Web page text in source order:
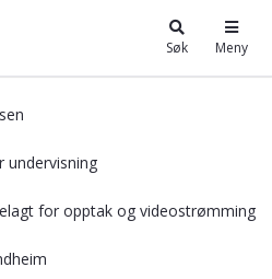
Søk Meny
undervisning
for opptak og videostrømming